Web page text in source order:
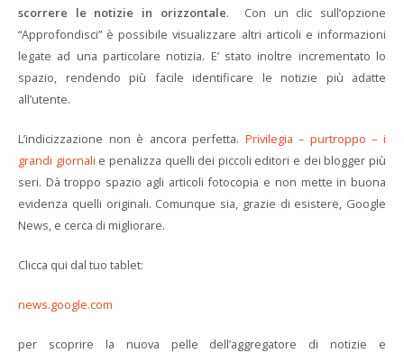
scorrere le notizie in orizzontale. Con un clic sull’opzione
“Approfondisci” è possibile visualizzare altri articoli e informazioni
legate ad una particolare notizia. E’ stato inoltre incrementato lo
spazio, rendendo più facile identificare le notizie più adatte
all’utente.
L’indicizzazione non è ancora perfetta. Privilegia – purtroppo – i
grandi giornali e penalizza quelli dei piccoli editori e dei blogger più
seri. Dà troppo spazio agli articoli fotocopia e non mette in buona
evidenza quelli originali. Comunque sia, grazie di esistere, Google
News, e cerca di migliorare.
Clicca qui dal tuo tablet:
news.google.com
per scoprire la nuova pelle dell’aggregatore di notizie e